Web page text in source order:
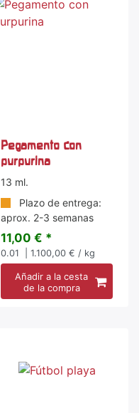
Pegamento con
purpurina
13 ml.
Plazo de entrega:
aprox. 2-3 semanas
11,00 € *
0.01 | 1.100,00 € / kg
Añadir a la cesta
de la compra